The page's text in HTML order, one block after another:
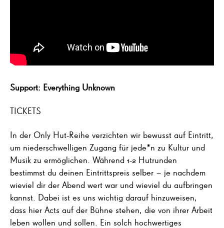
Support: Everything Unknown
TICKETS
In der Only Hut-Reihe verzichten wir bewusst auf Eintritt,
um niederschwelligen Zugang für jede*n zu Kultur und
Musik zu ermöglichen. Während 1-2 Hutrunden
bestimmst du deinen Eintrittspreis selber – je nachdem
wieviel dir der Abend wert war und wieviel du aufbringen
kannst. Dabei ist es uns wichtig darauf hinzuweisen,
dass hier Acts auf der Bühne stehen, die von ihrer Arbeit
leben wollen und sollen. Ein solch hochwertiges